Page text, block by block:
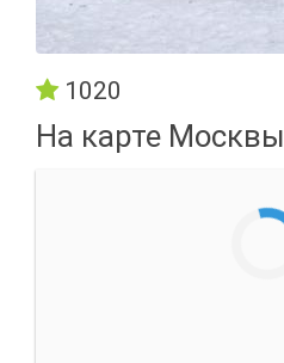
1020
На карте Москвы